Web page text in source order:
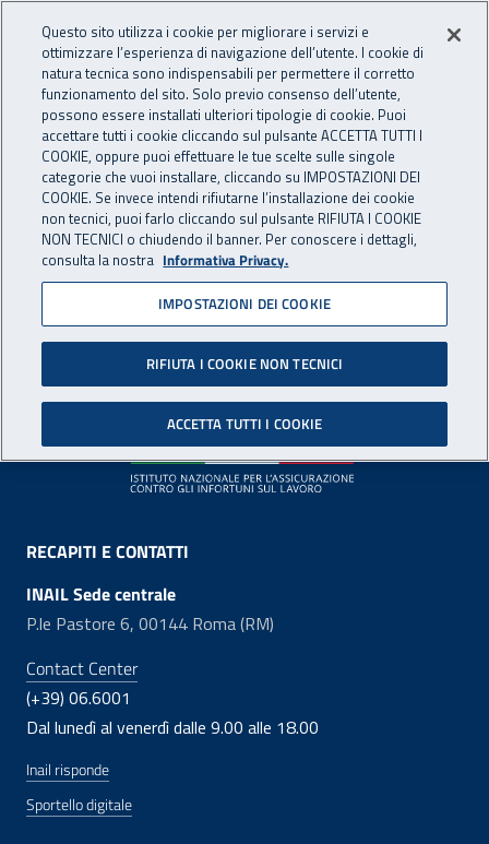
INAIL - Istituto Nazionale
Apri cerca
Navigazione principale
Pagina non disponibile
Il contenuto non è stato trovato. Per continuare la
navigazione è possibile ritornare alla
Footer
RECAPITI E CONTATTI
INAIL Sede centrale
P.le Pastore 6, 00144 Roma (RM)
Contact Center
(+39) 06.6001
Dal lunedì al venerdì dalle 9.00 alle 18.00
Inail risponde
Sportello digitale
Questo sito utilizza i cookie per migliorare i servizi e
ottimizzare l’esperienza di navigazione dell’utente. I cookie di
natura tecnica sono indispensabili per permettere il corretto
funzionamento del sito. Solo previo consenso dell’utente,
possono essere installati ulteriori tipologie di cookie. Puoi
accettare tutti i cookie cliccando sul pulsante ACCETTA TUTTI I
COOKIE, oppure puoi effettuare le tue scelte sulle singole
categorie che vuoi installare, cliccando su IMPOSTAZIONI DEI
COOKIE. Se invece intendi rifiutarne l’installazione dei cookie
non tecnici, puoi farlo cliccando sul pulsante RIFIUTA I COOKIE
NON TECNICI o chiudendo il banner. Per conoscere i dettagli,
consulta la nostra Informativa Privacy.
IMPOSTAZIONI DEI COOKIE
RIFIUTA I COOKIE NON TECNICI
ACCETTA TUTTI I COOKIE